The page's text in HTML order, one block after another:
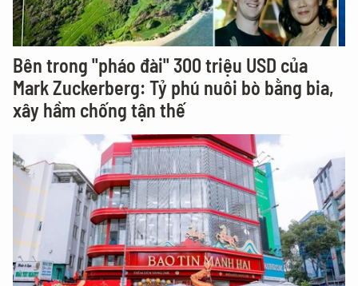
Bên trong "pháo đài" 300 triệu USD của
Mark Zuckerberg: Tỷ phú nuôi bò bằng bia,
xây hầm chống tận thế